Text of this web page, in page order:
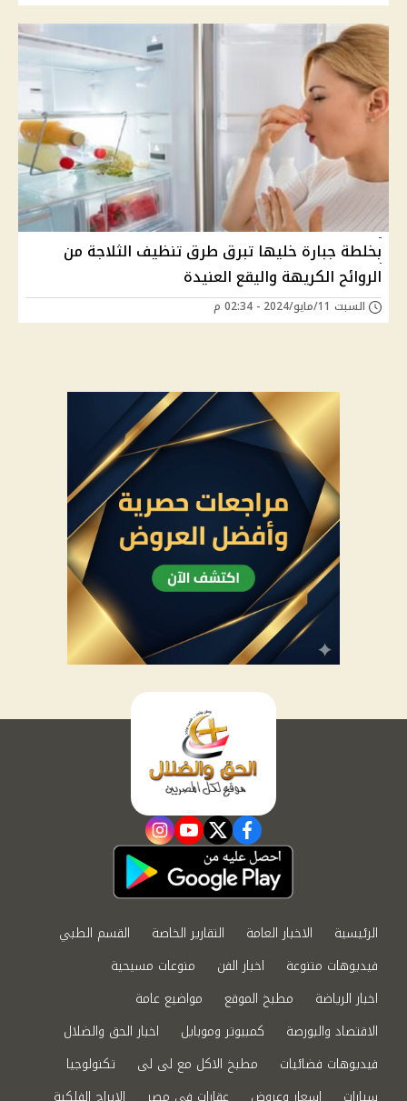
بخلطة جبارة خليها تبرق طرق تنظيف الثلاجة من
الروائح الكريهة واليقع العنيدة
السبت 11/مايو/2024 - 02:34 م
facebook
twitter
youtube
instagram
الرئيسية الاخبار العامة التقارير الخاصة
القسم الطبي
فيديوهات متنوعة
اخبار الفن
منوعات مسيحية
اخبار الرياضة
مطبخ الموقع
مواضيع عامة
الاقتصاد والبورصة
كمبيوتر وموبايل
اخبار الحق والضلال
فيديوهات فضائيات
مطبخ الاكل مع لى لى
تكنولوجيا